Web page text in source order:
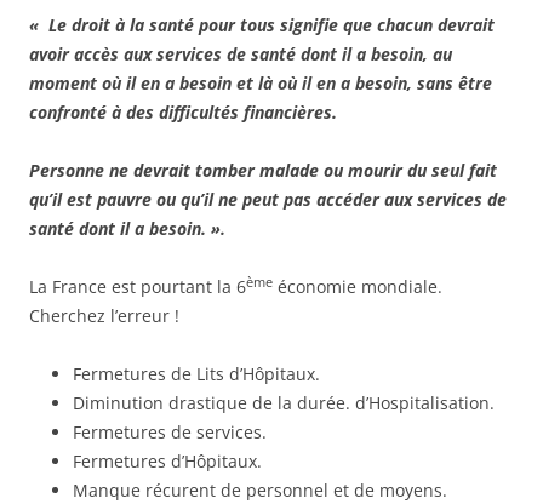
« Le droit à la santé pour tous signifie que chacun devrait
avoir accès aux services de santé dont il a besoin, au
moment où il en a besoin et là où il en a besoin, sans être
confronté à des difficultés financières.
Personne ne devrait tomber malade ou mourir du seul fait
qu’il est pauvre ou qu’il ne peut pas accéder aux services de
santé dont il a besoin. ».
La France est pourtant la 6ème économie mondiale.
Cherchez l’erreur !
Fermetures de Lits d’Hôpitaux.
Diminution drastique de la durée. d’Hospitalisation.
Fermetures de services.
Fermetures d’Hôpitaux.
Manque récurent de personnel et de moyens.